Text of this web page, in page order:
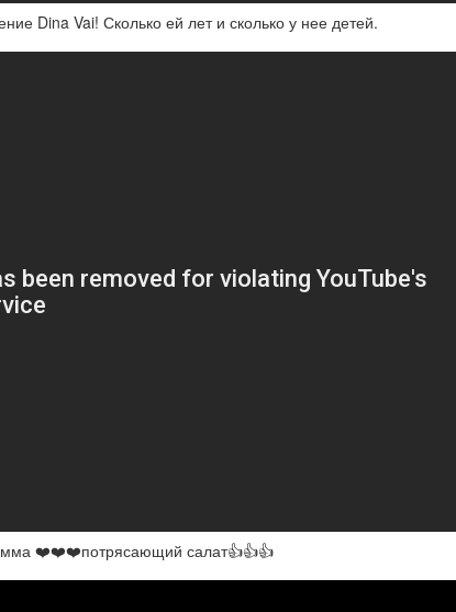
Vai! Сколько ей лет и сколько у нее детей.
❤️❤️❤️потрясающий салат👍👍👍